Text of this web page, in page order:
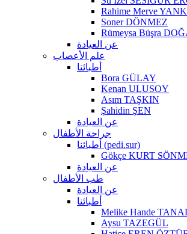
Rahime Merve
Soner DÖNMEZ
Rümeysa Büşra
عن العيادة
علم الأعصاب
أطبائنا
Bora GÜLAY
Kenan ULUSOY
Asım TAŞKIN
Şahidin ŞEN
عن العيادة
جراحة الأطفال
أطبائنا (pedi.sur)
Gökçe KURT
عن العيادة
طب الأطفال
عن العيادة
أطبائنا
Melike Hande
Aysu TAZEGÜL